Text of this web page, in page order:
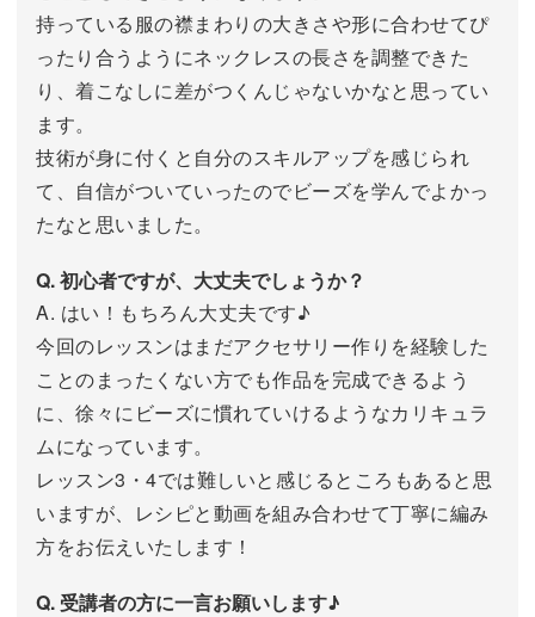
持っている服の襟まわりの大きさや形に合わせてぴ
ったり合うようにネックレスの長さを調整できた
り、着こなしに差がつくんじゃないかなと思ってい
ます。
技術が身に付くと自分のスキルアップを感じられ
て、自信がついていったのでビーズを学んでよかっ
たなと思いました。
Q. 初心者ですが、大丈夫でしょうか？
A. はい！もちろん大丈夫です♪
今回のレッスンはまだアクセサリー作りを経験した
ことのまったくない方でも作品を完成できるよう
に、徐々にビーズに慣れていけるようなカリキュラ
ムになっています。
レッスン3・4では難しいと感じるところもあると思
いますが、レシピと動画を組み合わせて丁寧に編み
方をお伝えいたします！
Q. 受講者の方に一言お願いします♪